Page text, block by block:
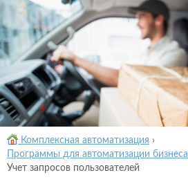
Комплексная автоматизация ›
Программы для автоматизации бизнеса
Учет запросов пользователей